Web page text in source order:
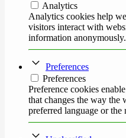
Analytics
Analytics cookies help
visitors interact with
information anonymously.
Preferences
Preferences
Preference cookies
that changes the way the
preferred language or the